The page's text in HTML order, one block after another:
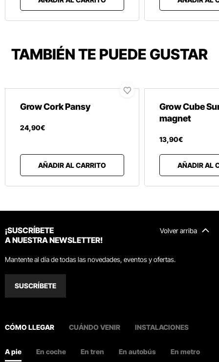
TAMBIÉN TE PUEDE GUSTAR
Grow Cork Pansy
24,90€
AÑADIR AL CARRITO
Grow Cube
magnet
13,90€
AÑADIR AL
Volver arriba
¡SUSCRÍBETE
A NUESTRA NEWSLETTER!
Mantente al día de todas las novedades, eventos y ofertas.
SUSCRÍBETE
CÓMO LLEGAR CUÁNDO VENIR INSTALACIONES
A pie En coche En tren En autobús En metro